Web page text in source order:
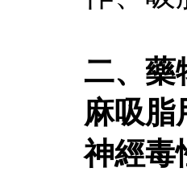
二、藥
麻吸脂
神經毒